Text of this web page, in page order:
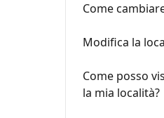
Come
Modifica la
Come posso
la mia località?